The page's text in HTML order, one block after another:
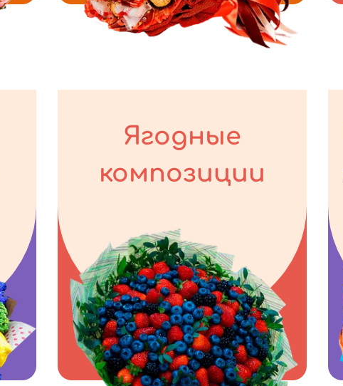
Ягодные
композиции